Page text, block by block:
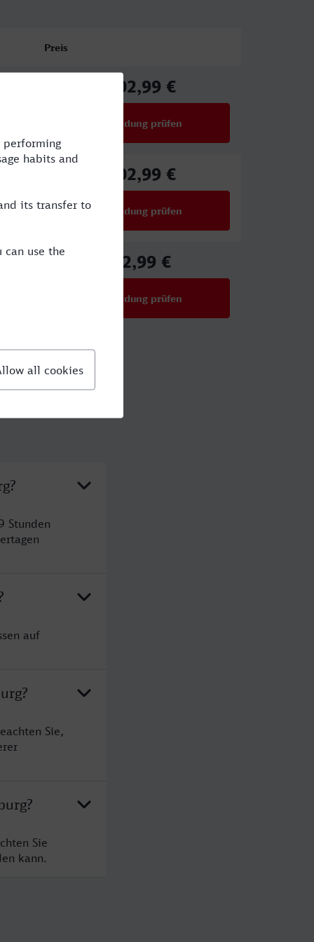
Preis
102,99 €
Verbindung prüfen
102,99 €
Verbindung prüfen
92,99 €
Verbindung prüfen
Stunden
auf
Sie,
Sie
kann.